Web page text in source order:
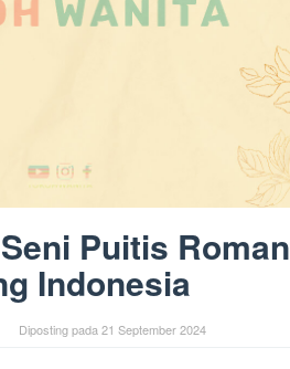
Puitis
Indonesia
Diposting pada 21 September 2024